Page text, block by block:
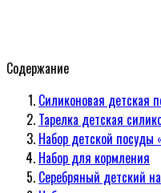
Содержание
Силиконовая детская
Тарелка детская
Набор детской посуды
Набор для кормления
Серебряный детский